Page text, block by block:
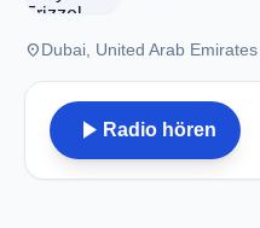
placeDubai, United Arab Emirates
play_arrow Radio hören